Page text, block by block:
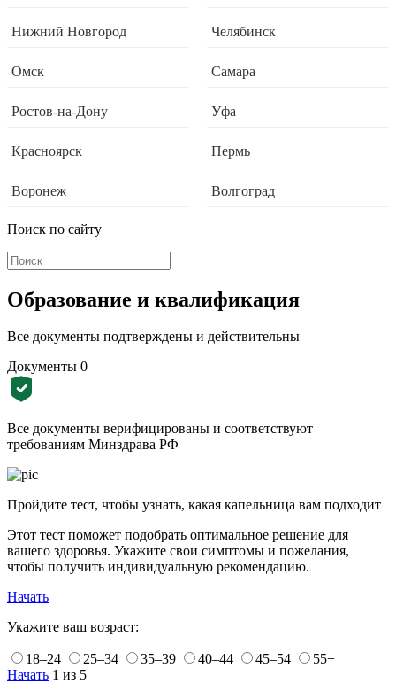
Нижний Новгород Челябинск
Омск Самара
Ростов-на-Дону Уфа
Красноярск Пермь
Воронеж Волгоград
Поиск по сайту
Образование и квалификация
Все документы подтверждены и действительны
Документы 0
Все документы верифицированы и соответствуют
требованиям Минздрава РФ
Пройдите тест, чтобы узнать, какая капельница вам подходит
Этот тест поможет подобрать оптимальное решение для
вашего здоровья. Укажите свои симптомы и пожелания,
чтобы получить индивидуальную рекомендацию.
Начать
Укажите ваш возраст:
18–24 25–34 35–39 40–44 45–54
55+
Начать 1 из 5